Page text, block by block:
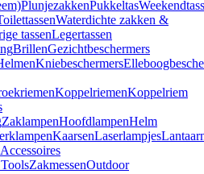
PlunjezakkenPukkeltas
Waterdichte zakken &
tassenLegertassen
BrillenGezichtbeschermers
Kniebeschermers
KoppelriemenKoppelriem
ZaklampenHoofdlampenHelm
KaarsenLaserlampjes
Accessoires
ZakmessenOutdoor